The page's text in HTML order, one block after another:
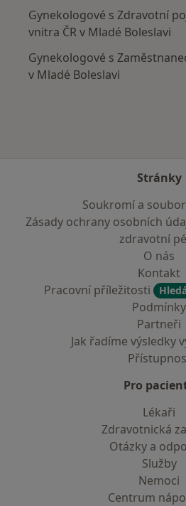
Gynekologové s Zdravotní
vnitra ČR v Mladé Boleslavi
Gynekologové s
v Mladé Boleslavi
Stránky
Soukromí a
Zásady ochrany osobních
zdravotní
O nás
Kontakt
Pracovní příležitosti
Podmínky
Partneři
Jak řadíme výsledky
Pro
Lékaři
Zdravotnická
Otázky a
Služby
Nemoci
Centrum